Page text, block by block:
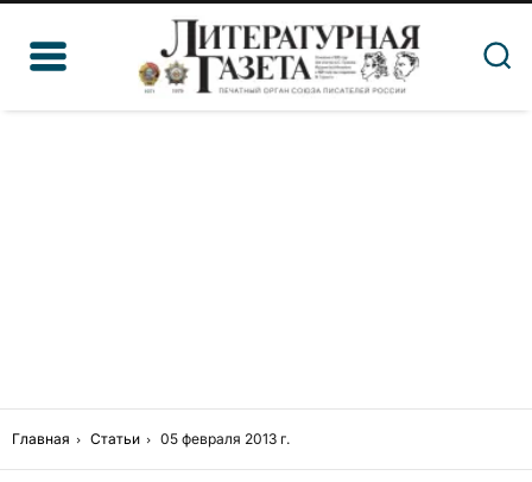
Главная Статьи 05 февраля 2013 г.